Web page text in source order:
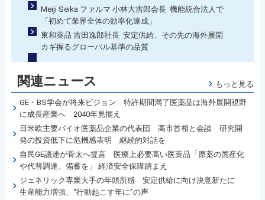
Meiji Seika ファルマ 小林大吉郎会長 機能統合法人で
「初めて業界全体の効率化達成」
東和薬品 吉田逸郎社長 安定供給、その先の海外展開
カギ握るグローバル基準の品質
関連ニュース もっと見る
GE・BS学会が将来ビジョン 特許期間満了医薬品は海外展開視野
に成長産業へ 2040年見据え
日米欧主要バイオ医薬品企業の代表団 高市首相と会談 研究開
発の投資低下に危機感表明 継続的対話を
自民GE議連が骨太へ提言 医療上必要高い医薬品「原薬の国産化
や代替調達、備蓄を」 経済安全保障踏まえ
ジェネリック専業大手の年頭所感 安定供給に向け決意新たに
生産能力増強、“行動起こす年に”の声